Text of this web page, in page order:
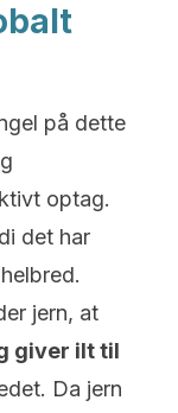
på dette
optag.
det har
jern, at
giver ilt til
Da jern